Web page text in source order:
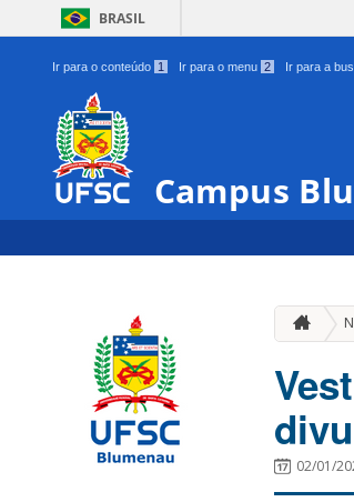
BRASIL
Ir para o conteúdo 1 Ir para o menu 2 Ir para a
Campus
02/01/